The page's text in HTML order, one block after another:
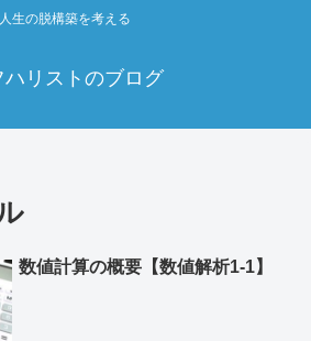
人生の脱構築を考える
ハリストのブログ
数値計算の概要【数値解析1-1】